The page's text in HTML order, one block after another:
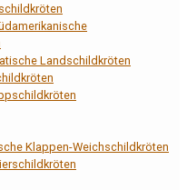
Landschildkröten
Klappen-Weichschildkröten